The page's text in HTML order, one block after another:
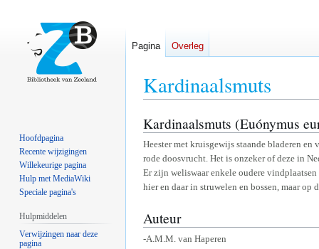
Kardinaalsmuts
Naar
navigatie
Naar
zoeken
Kardinaalsmuts (Euónymus
Heester met kruisgewijs staande bladeren
rode doosvrucht. Het is onzeker of deze in
Er zijn weliswaar enkele oudere
hier en daar in struwelen en bossen, maar op
Auteur
-A.M.M. van Haperen
Pagina Overleg
Hoofdpagina
Recente wijzigingen
Willekeurige pagina
Hulp met MediaWiki
Speciale pagina's
Hulpmiddelen
Verwijzingen naar deze
pagina